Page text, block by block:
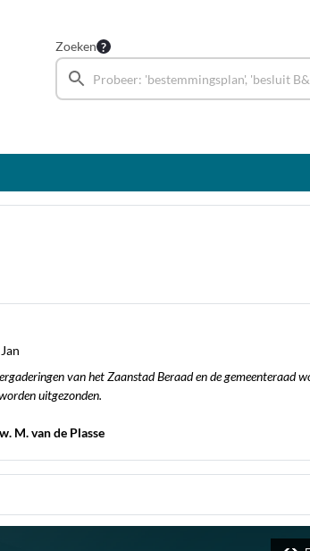
Zoeken
van het Zaanstad Beraad en de gemeenteraad
uitgezonden.
M. van de Plasse